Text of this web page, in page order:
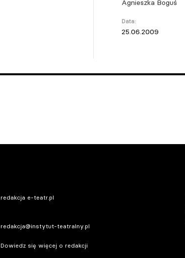
Agnieszka Boguś
Data:
25.06.2009
redakcja e-teatr.pl
redakcja@instytut-teatralny.pl
Dowiedz się więcej o redakcji